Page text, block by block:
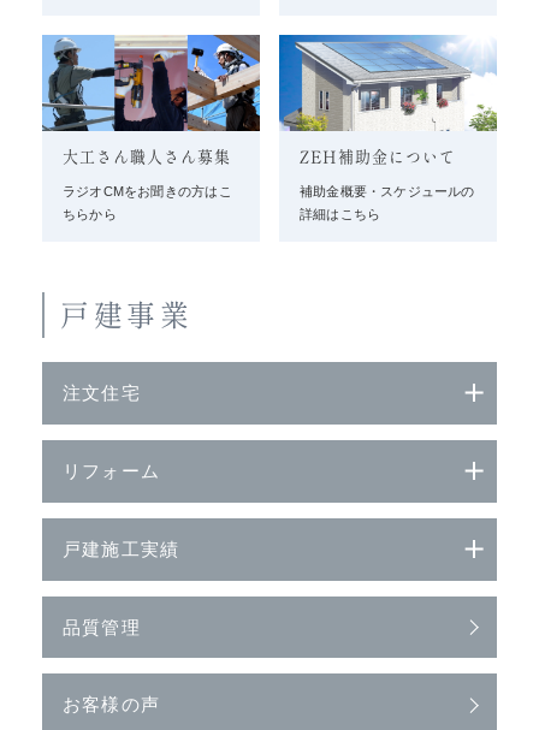
大工さん職人さん募集
ラジオCMをお聞きの方はこ
ちらから
ZEH補助金について
補助金概要・スケジュールの
詳細はこちら
戸建事業
注文住宅
リフォーム
戸建施工実績
品質管理
お客様の声